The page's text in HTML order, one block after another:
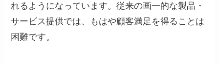
れるようになっています。従来の画一的な製品・
サービス提供では、もはや顧客満足を得ることは
困難です。